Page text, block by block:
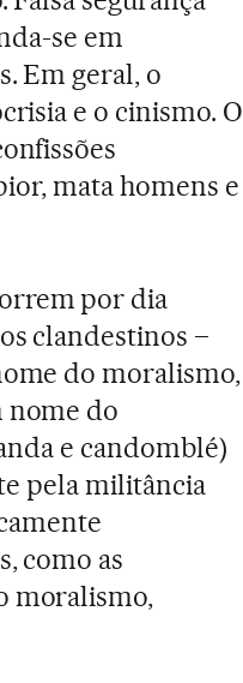
se em
Em geral, o
e o cinismo. O
mata homens e
por dia
clandestinos –
do moralismo,
nome do
e candomblé)
pela militância
como as
moralismo,